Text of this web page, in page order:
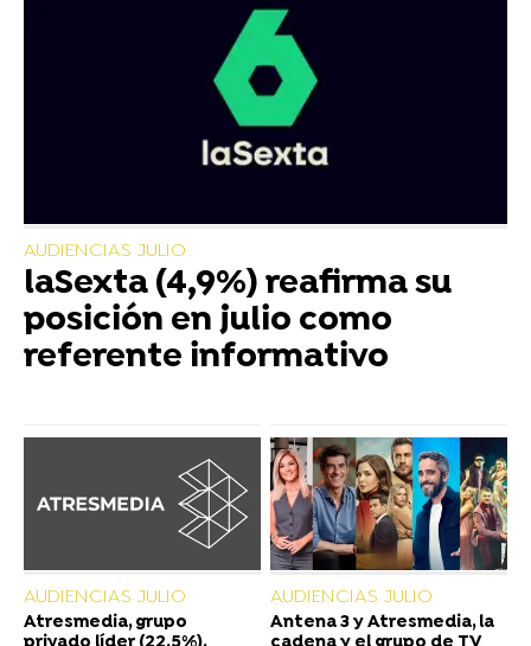
AUDIENCIAS JULIO
laSexta (4,9%) reafirma su
posición en julio como
referente informativo
AUDIENCIAS JULIO
Atresmedia, grupo
AUDIENCIAS JULIO
Antena 3 y Atresmedia, la